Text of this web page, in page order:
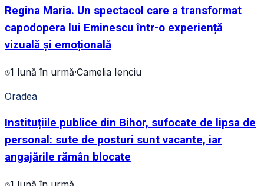
Regina Maria. Un spectacol care a transformat
capodopera lui Eminescu într-o experiență
vizuală și emoțională
1 lună în urmă·Camelia Ienciu
Oradea
Instituțiile publice din Bihor, sufocate de lipsa de
personal: sute de posturi sunt vacante, iar
angajările rămân blocate